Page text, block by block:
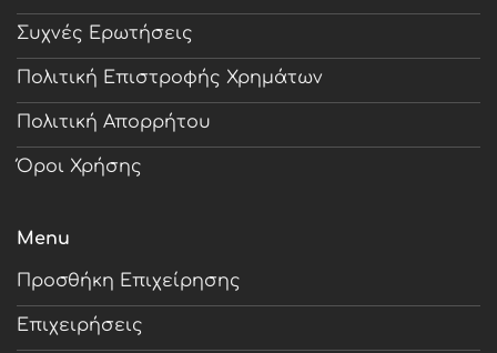
Συχνές Ερωτήσεις
Πολιτική Επιστροφής Χρημάτων
Πολιτική Απορρήτου
Όροι Χρήσης
Menu
Προσθήκη Επιχείρησης
Επιχειρήσεις